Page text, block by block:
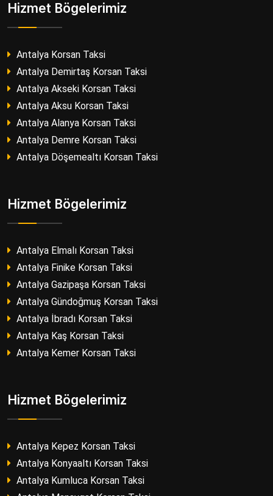
Hizmet Bögelerimiz
Antalya Korsan Taksi
Antalya Demirtaş Korsan Taksi
Antalya Akseki Korsan Taksi
Antalya Aksu Korsan Taksi
Antalya Alanya Korsan Taksi
Antalya Demre Korsan Taksi
Antalya Döşemealtı Korsan Taksi
Hizmet Bögelerimiz
Antalya Elmalı Korsan Taksi
Antalya Finike Korsan Taksi
Antalya Gazipaşa Korsan Taksi
Antalya Gündoğmuş Korsan Taksi
Antalya İbradı Korsan Taksi
Antalya Kaş Korsan Taksi
Antalya Kemer Korsan Taksi
Hizmet Bögelerimiz
Antalya Kepez Korsan Taksi
Antalya Konyaaltı Korsan Taksi
Antalya Kumluca Korsan Taksi